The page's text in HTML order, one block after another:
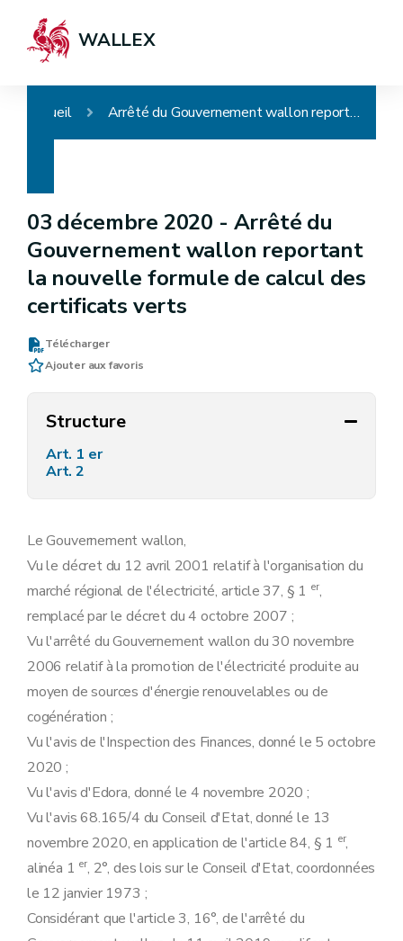
WALLEX
Accueil Arrêté du Gouvernement wallon reportant la nouvelle formule de calcul des certificats verts
03 décembre 2020 - Arrêté du
Gouvernement wallon reportant
la nouvelle formule de calcul des
certificats verts
Télécharger
Ajouter aux favoris
Structure
Art. 1 er
Art. 2
Le Gouvernement wallon,
Vu le décret du 12 avril 2001 relatif à l'organisation du
marché régional de l'électricité, article 37, § 1 er,
remplacé par le décret du 4 octobre 2007 ;
Vu l'arrêté du Gouvernement wallon du 30 novembre
2006 relatif à la promotion de l'électricité produite au
moyen de sources d'énergie renouvelables ou de
cogénération ;
Vu l'avis de l'Inspection des Finances, donné le 5 octobre
2020 ;
Vu l'avis d'Edora, donné le 4 novembre 2020 ;
Vu l'avis 68.165/4 du Conseil d'Etat, donné le 13
novembre 2020, en application de l'article 84, § 1 er,
alinéa 1 er, 2°, des lois sur le Conseil d'Etat, coordonnées
le 12 janvier 1973 ;
Considérant que l'article 3, 16°, de l'arrêté du